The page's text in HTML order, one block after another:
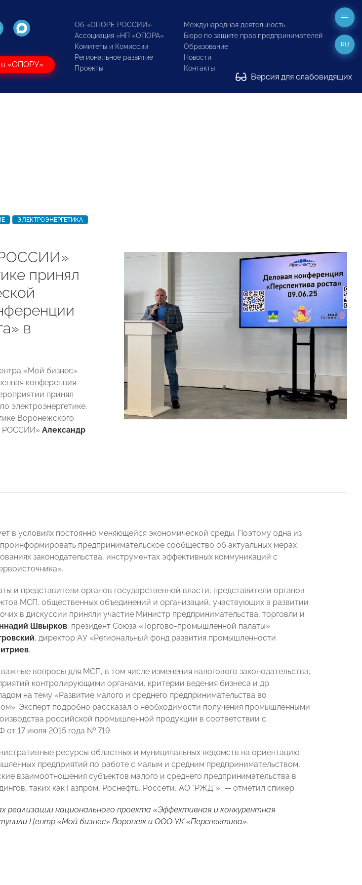
в «ОПОРУ»
Об «ОПОРЕ РОССИИ»
Ассоциация «НП «ОПОРА»
Комитеты и Комиссии
Региональное развитие
Проекты
Международная деятельность
Бюро по защите прав предпринимателей
Образование
Новости
Контакты
Версия для слабовидящих
RU
ЭЛЕКТРОЭНЕРГЕТИКА
принял
в
«Мой бизнес»
конференция
принял
электроэнергетике,
Воронежского
РОССИИ» Александр
в условиях постоянно меняющейся экономической среды. Поэтому одна из
предпринимательское сообщество об актуальных мерах
законодательства, инструментах эффективных коммуникаций с
и представители органов государственной власти, представители органов
МСП, общественных объединений и организаций, участвующих в развитии
в дискуссии приняли участие Министр предпринимательства, торговли и
Швырков, президент Союза «Торгово-промышленной палаты»
, директор АУ «Региональный фонд развития промышленности
.
вопросы для МСП, в том числе изменения налогового законодательства,
контролирующими органами, критерии ведения бизнеса и др.
на тему «Развитие малого и среднего предпринимательства во
Эксперт подробно рассказал о необходимости получения промышленными
российской промышленной продукции в соответствии с
от 17 июля 2015 года № 719.
ресурсы областных и муниципальных ведомств на ориентацию
предприятий по работе с малым и средним предпринимательством,
взаимоотношения субъектов малого и среднего предпринимательства в
таких как Газпром, Роснефть, Россети, АО “РЖД”», — отметил спикер
реализации национального проекта «Эффективная и конкурентная
Центр «Мой бизнес» Воронеж и ООО УК «Перспектива».